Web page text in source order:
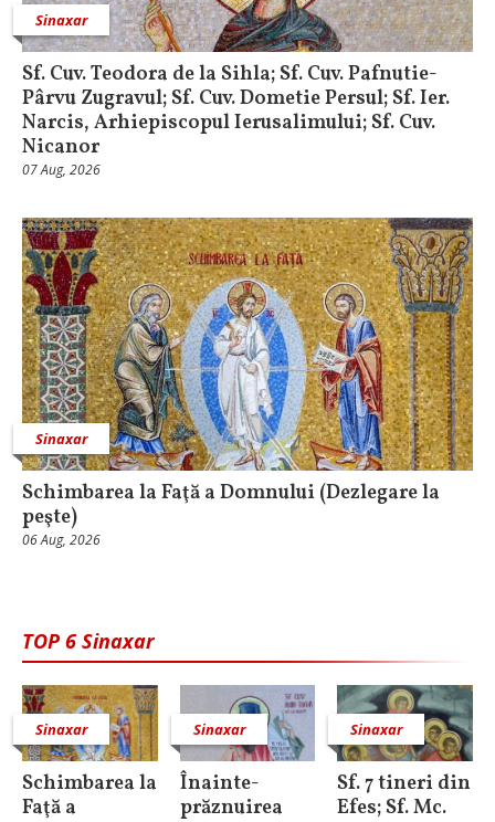
Sinaxar
Sf. Cuv. Teodora de la Sihla; Sf. Cuv. Pafnutie-
Pârvu Zugravul; Sf. Cuv. Dometie Persul; Sf. Ier.
Narcis, Arhiepiscopul Ierusalimului; Sf. Cuv.
Nicanor
07 Aug, 2026
Sinaxar
Schimbarea la Faţă a Domnului (Dezlegare la
peşte)
06 Aug, 2026
TOP 6 Sinaxar
Sinaxar
Schimbarea la
Faţă a
Sinaxar
Înainte-
prăznuirea
Sinaxar
Sf. 7 tineri din
Efes; Sf. Mc.